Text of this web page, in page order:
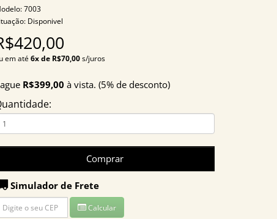
7003
Disponivel
em até6x de R$70,00s/juros
R$399,00 à vista. (5% de desconto)
Comprar
Simulador de Frete
Calcular